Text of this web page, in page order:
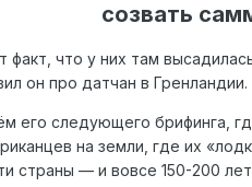
созвать
факт, что у них там
он про датчан в Гренландии.
его следующего брифинга,
на земли, где их
страны — и вовсе 150-200